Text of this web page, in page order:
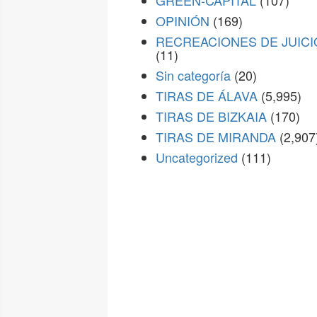
OPINIÓN (169)
RECREACIONES DE
(11)
Sin categoría (20)
TIRAS DE ÁLAVA (5,995)
TIRAS DE BIZKAIA (170)
TIRAS DE MIRANDA
Uncategorized (111)